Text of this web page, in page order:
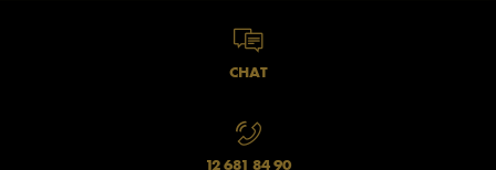
CHAT
12 681 84 90